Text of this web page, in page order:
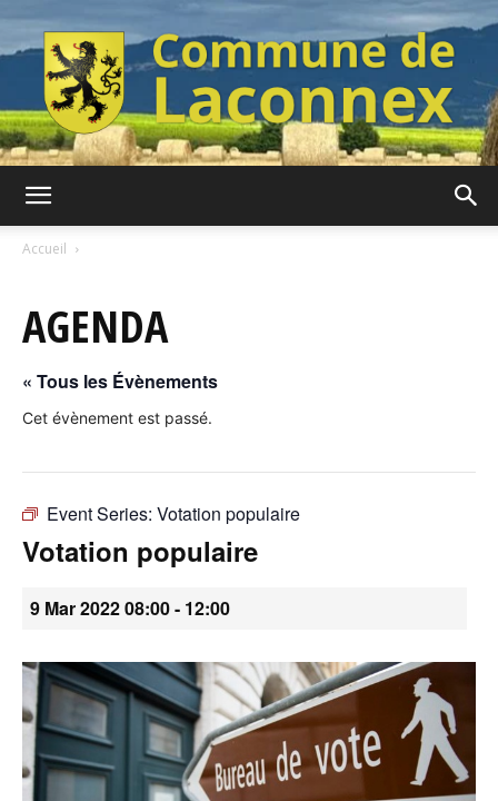
Laconnex
Canton
Accueil
AGENDA
« Tous les Évènements
Cet évènement est passé.
Event Series: Votation populaire
Votation populaire
9 Mar 2022 08:00- 12:00